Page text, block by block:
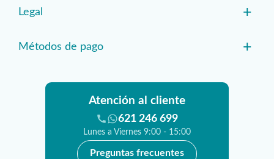
Legal +
Métodos de pago +
Atención al cliente
621 246 699
Lunes a Viernes 9:00 - 15:00
Preguntas frecuentes